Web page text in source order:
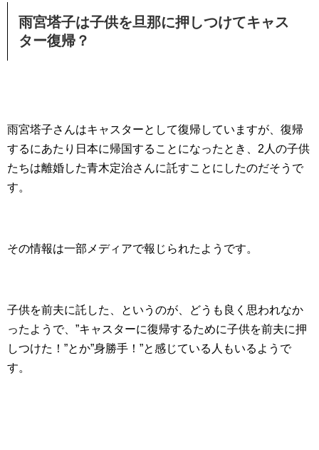
雨宮塔子は子供を旦那に押しつけてキャス
ター復帰？
雨宮塔子さんはキャスターとして復帰していますが、復帰
するにあたり日本に帰国することになったとき、2人の子供
たちは離婚した青木定治さんに託すことにしたのだそうで
す。
その情報は一部メディアで報じられたようです。
子供を前夫に託した、というのが、どうも良く思われなか
ったようで、”キャスターに復帰するために子供を前夫に押
しつけた！”とか”身勝手！”と感じている人もいるようで
す。